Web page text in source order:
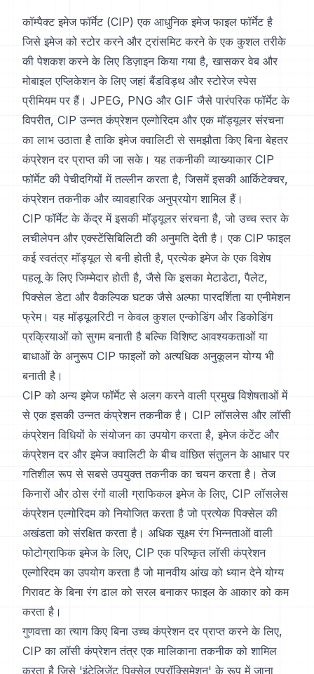
कॉम्पैक्ट इमेज फॉर्मेट (CIP) एक आधुनिक इमेज फाइल फॉर्मेट है
जिसे इमेज को स्टोर करने और ट्रांसमिट करने के एक कुशल तरीके
की पेशकश करने के लिए डिज़ाइन किया गया है, खासकर वेब और
मोबाइल एप्लिकेशन के लिए जहां बैंडविड्थ और स्टोरेज स्पेस
प्रीमियम पर हैं। JPEG, PNG और GIF जैसे पारंपरिक फॉर्मेट के
विपरीत, CIP उन्नत कंप्रेशन एल्गोरिदम और एक मॉड्यूलर संरचना
का लाभ उठाता है ताकि इमेज क्वालिटी से समझौता किए बिना बेहतर
कंप्रेशन दर प्राप्त की जा सके। यह तकनीकी व्याख्याकार CIP
फॉर्मेट की पेचीदगियों में तल्लीन करता है, जिसमें इसकी आर्किटेक्चर,
कंप्रेशन तकनीक और व्यावहारिक अनुप्रयोग शामिल हैं।
CIP फॉर्मेट के केंद्र में इसकी मॉड्यूलर संरचना है, जो उच्च स्तर के
लचीलेपन और एक्स्टेंसिबिलिटी की अनुमति देती है। एक CIP फाइल
कई स्वतंत्र मॉड्यूल से बनी होती है, प्रत्येक इमेज के एक विशेष
पहलू के लिए जिम्मेदार होती है, जैसे कि इसका मेटाडेटा, पैलेट,
पिक्सेल डेटा और वैकल्पिक घटक जैसे अल्फा पारदर्शिता या एनीमेशन
फ्रेम। यह मॉड्यूलरिटी न केवल कुशल एन्कोडिंग और डिकोडिंग
प्रक्रियाओं को सुगम बनाती है बल्कि विशिष्ट आवश्यकताओं या
बाधाओं के अनुरूप CIP फाइलों को अत्यधिक अनुकूलन योग्य भी
बनाती है।
CIP को अन्य इमेज फॉर्मेट से अलग करने वाली प्रमुख विशेषताओं में
से एक इसकी उन्नत कंप्रेशन तकनीक है। CIP लॉसलेस और लॉसी
कंप्रेशन विधियों के संयोजन का उपयोग करता है, इमेज कंटेंट और
कंप्रेशन दर और इमेज क्वालिटी के बीच वांछित संतुलन के आधार पर
गतिशील रूप से सबसे उपयुक्त तकनीक का चयन करता है। तेज
किनारों और ठोस रंगों वाली ग्राफिकल इमेज के लिए, CIP लॉसलेस
कंप्रेशन एल्गोरिदम को नियोजित करता है जो प्रत्येक पिक्सेल की
अखंडता को संरक्षित करता है। अधिक सूक्ष्म रंग भिन्नताओं वाली
फोटोग्राफिक इमेज के लिए, CIP एक परिष्कृत लॉसी कंप्रेशन
एल्गोरिदम का उपयोग करता है जो मानवीय आंख को ध्यान देने योग्य
गिरावट के बिना रंग ढाल को सरल बनाकर फाइल के आकार को कम
करता है।
गुणवत्ता का त्याग किए बिना उच्च कंप्रेशन दर प्राप्त करने के लिए,
CIP का लॉसी कंप्रेशन तंत्र एक मालिकाना तकनीक को शामिल
करता है जिसे 'इंटेलिजेंट पिक्सेल एप्रॉक्सिमेशन' के रूप में जाना